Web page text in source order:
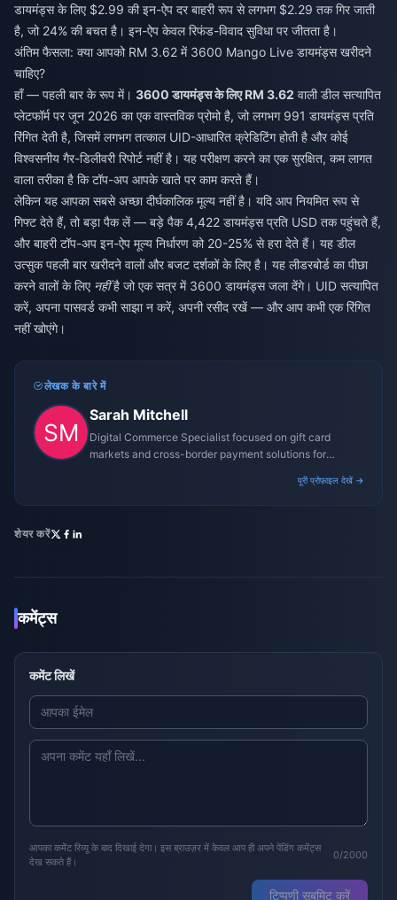
डायमंड्स के लिए $2.99 की इन-ऐप दर बाहरी रूप से लगभग $2.29 तक गिर जाती
है, जो 24% की बचत है। इन-ऐप केवल रिफंड-विवाद सुविधा पर जीतता है।
अंतिम फैसला: क्या आपको RM 3.62 में 3600 Mango Live डायमंड्स खरीदने
चाहिए?
हाँ — पहली बार के रूप में। 3600 डायमंड्स के लिए RM 3.62 वाली डील सत्यापित
प्लेटफॉर्म पर जून 2026 का एक वास्तविक प्रोमो है, जो लगभग 991 डायमंड्स प्रति
रिंगित देती है, जिसमें लगभग तत्काल UID-आधारित क्रेडिटिंग होती है और कोई
विश्वसनीय गैर-डिलीवरी रिपोर्ट नहीं है। यह परीक्षण करने का एक सुरक्षित, कम लागत
वाला तरीका है कि टॉप-अप आपके खाते पर काम करते हैं।
लेकिन यह आपका सबसे अच्छा दीर्घकालिक मूल्य नहीं है। यदि आप नियमित रूप से
गिफ्ट देते हैं, तो बड़ा पैक लें — बड़े पैक 4,422 डायमंड्स प्रति USD तक पहुंचते हैं,
और बाहरी टॉप-अप इन-ऐप मूल्य निर्धारण को 20-25% से हरा देते हैं। यह डील
उत्सुक पहली बार खरीदने वालों और बजट दर्शकों के लिए है। यह लीडरबोर्ड का पीछा
करने वालों के लिए नहींहै जो एक सत्र में 3600 डायमंड्स जला देंगे। UID सत्यापित
करें, अपना पासवर्ड कभी साझा न करें, अपनी रसीद रखें — और आप कभी एक रिंगित
नहीं खोएंगे।
लेखक के बारे में
Sarah Mitchell
Digital Commerce Specialist focused on gift card
markets and cross-border payment solutions for
पूरी प्रोफ़ाइल देखें →
शेयर करें
कमेंट्स
कमेंट लिखें
आपका कमेंट रिव्यू के बाद दिखाई देगा। इस ब्राउज़र में केवल आप ही अपने पेंडिंग कमेंट्स
देख सकते हैं।
0/2000
टिप्पणी सबमिट करें